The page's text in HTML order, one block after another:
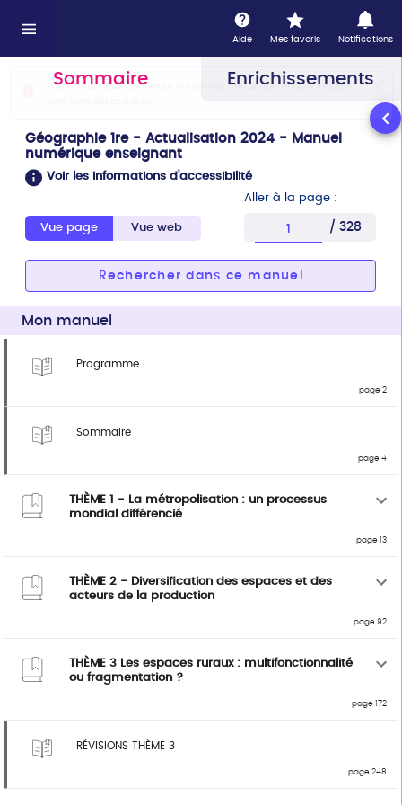
Aide Mes favoris Notifications
Information : ce lecteur n'est pas optimisé pour
Sommaire Enrichissements
Géographie 1re - Actualisation 2024 - Manuel
numérique enseignant
Voir les informations d'accessibilité
Vue page Vue web
Aller à la page :
Entrez une
/ 328
Rechercher dans ce manuel
Mon manuel
Programme
page 2
Sommaire
page 4
THÈME 1 - La métropolisation : un processus
mondial différencié
page 13
THÈME 2 - Diversification des espaces et des
acteurs de la production
page 92
THÈME 3 Les espaces ruraux : multifonctionnalité
ou fragmentation ?
page 172
RÉVISIONS THÈME 3
page 248
Vous n'êtes pas connecté à internet, certaines fonctionnalités
Vous n'êtes pas connecté à internet, certaines fonctionnalités